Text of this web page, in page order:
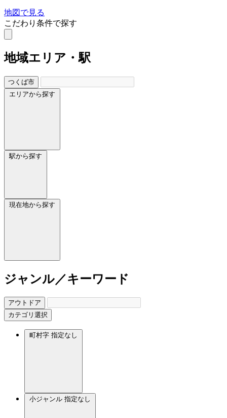
地図で見る
こだわり条件で探す
地域エリア・駅
つくば市
エリアから探す
駅から探す
現在地から探す
ジャンル／キーワード
アウトドア
カテゴリ選択
町村字 指定なし
小ジャンル 指定なし